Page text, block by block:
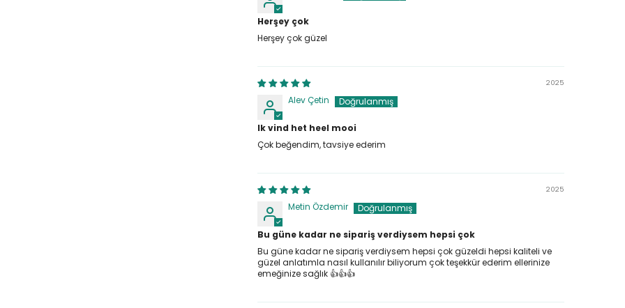
Herşey çok
Herşey çok güzel
2025
Alev Çetin
Ik vind het heel mooi
Çok beğendim, tavsiye ederim
2025
Metin Özdemir
Bu güne kadar ne sipariş verdiysem hepsi çok
Bu güne kadar ne sipariş verdiysem hepsi çok güzeldi hepsi kaliteli ve
güzel anlatımla nasıl kullanılır biliyorum çok teşekkür ederim ellerinize
emeğinize sağlık 👍👍👍